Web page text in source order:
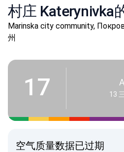
村庄 Katerynivka
Marinska city community,
州
17 13
空气质量数据已过期